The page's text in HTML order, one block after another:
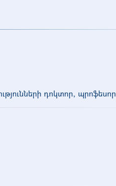
դոկտոր, պրոֆեսոր